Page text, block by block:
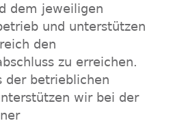
dem jeweiligen
und unterstützen
den
zu erreichen.
der betrieblichen
wir bei der